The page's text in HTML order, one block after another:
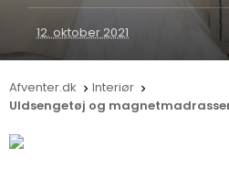
12. oktober 2021
Afventer.dk  Interiør 
Uldsengetøj og